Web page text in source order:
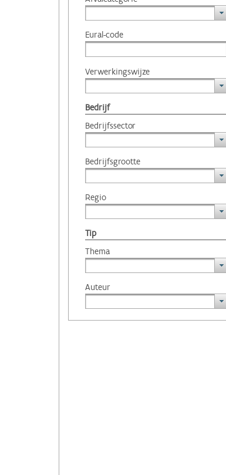
Eural-code
Verwerkingswijze
Bedrijf
Bedrijfssector
Bedrijfsgrootte
Regio
Tip
Thema
Auteur